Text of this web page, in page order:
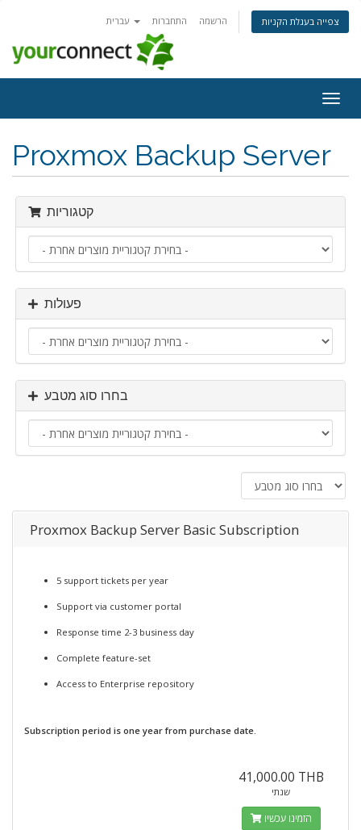
התחברות הרשמה צפייה בעגלת הקניות
ניווט
Proxmox Backup Server
קטגוריות
פעולות
בחרו סוג מטבע
Proxmox Backup Server Basic Subscription
5 support tickets per year
Support via customer portal
Response time 2-3 business day
Complete feature-set
Access to Enterprise repository
Subscription period is one year from purchase date.
41,000.00 THB
שנתי
הזמינו עכשיו